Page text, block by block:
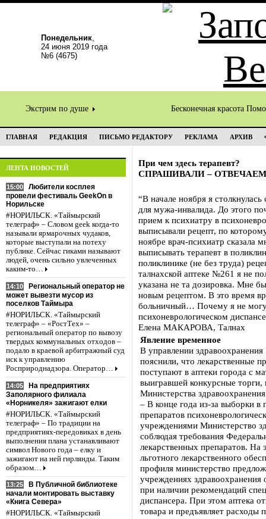
Понедельник,
24 июня 2019 года
№6 (4675)
Экстрим по душе Бесконечная красота
ГЛАВНАЯ РЕДАКЦИЯ ПИСЬМО РЕДАКТОРУ РЕКЛАМА АРХИВ
ЛЕНТА НОВОСТЕЙ
15:00
Любители косплея
провели фестиваль GeekOn в
Норильске
#НОРИЛЬСК. «Таймырский
телеграф» – Словом geek когда-то
называли ярмарочных чудаков,
которые выступали на потеху
публике. Сейчас гиками называют
людей, очень сильно увлеченных
каким-то…
14:10
Региональный оператор не
может вывезти мусор из
поселков Таймыра
#НОРИЛЬСК. «Таймырский
телеграф» – «РостТех» –
региональный оператор по вывозу
твердых коммунальных отходов –
подало в краевой арбитражный суд
иск к управлению
Росприроднадзора. Оператор…
14:05
На предприятиях
Заполярного филиала
«Норникеля» зажигают елки
#НОРИЛЬСК. «Таймырский
телеграф» – По традиции на
предприятиях-передовиках в день
выполнения плана устанавливают
символ Нового года – елку и
зажигают на ней гирлянды. Таким
образом…
13:25
В Публичной библиотеке
начали монтировать выставку
«Книга Севера»
#НОРИЛЬСК. «Таймырский
При чем здесь терапевт?
СПРАШИВАЛИ – ОТВЕЧАЕМ
“В начале ноября я
для мужа-инвалида. До этого
прием к психиатру в
выписывали рецепт, по
ноябре врач-психиатр сказала
выписывать терапевт в
поликлинике (не без труда)
талнахской аптеке №261 я не
указана не та дозировка. Мне
новым рецептом. В это время
больничный… Почему я не
психоневрологическом
Елена МАКАРОВА, Талнах
Явление временное
В управлении
пояснили, что лекарственные
поступают в аптеки города с
выигравшей конкурсные
Министерства
– В конце года из-за выборки
препаратов
учреждениями Министерство
соблюдая требования
лекарственных препаратов. На
льготного лекарственного
профиля министерство
учреждениях здравоохранения
при наличии рекомендаций
диспансера. При этом аптека
товара и предъявляет расходы